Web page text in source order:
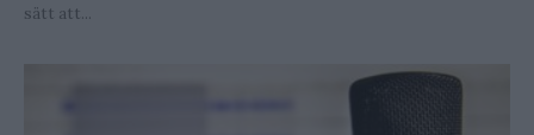
sätt att...